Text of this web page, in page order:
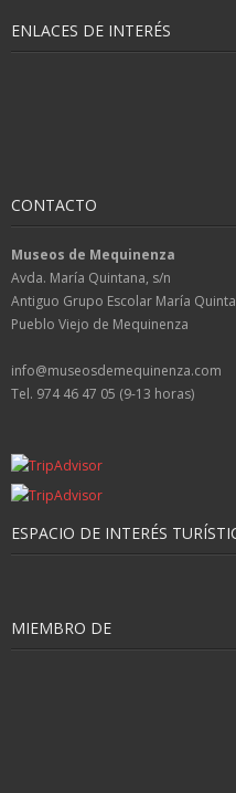
ENLACES DE INTERÉS
CONTACTO
Museos de Mequinenza
Avda. María Quintana, s/n
Antiguo Grupo Escolar María
Pueblo Viejo de Mequinenza
info@museosdemequinenza.com
Tel. 974 46 47 05 (9-13 horas)
ESPACIO DE INTERÉS
MIEMBRO DE